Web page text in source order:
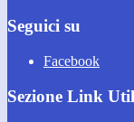
Seguici su
Facebook
Sezione Link